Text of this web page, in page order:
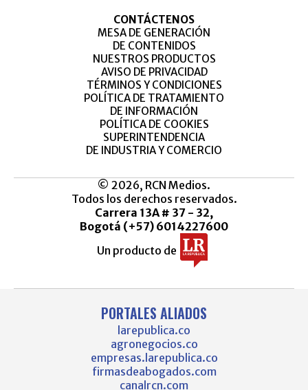
CONTÁCTENOS
MESA DE GENERACIÓN
DE CONTENIDOS
NUESTROS PRODUCTOS
AVISO DE PRIVACIDAD
TÉRMINOS Y CONDICIONES
POLÍTICA DE TRATAMIENTO
DE INFORMACIÓN
POLÍTICA DE COOKIES
SUPERINTENDENCIA
DE INDUSTRIA Y COMERCIO
© 2026, RCN Medios.
Todos los derechos reservados.
Carrera 13A # 37 - 32,
Bogotá (+57) 6014227600
Un producto de
PORTALES ALIADOS
larepublica.co
agronegocios.co
empresas.larepublica.co
firmasdeabogados.com
canalrcn.com